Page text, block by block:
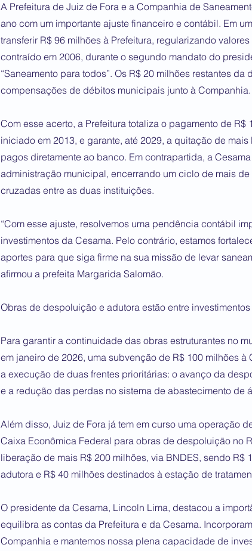
A Prefeitura de Juiz de Fora e a Companhia de
ano com um importante ajuste financeiro e contábil. Em
transferir R$ 96 milhões à Prefeitura, regularizando
contraído em 2006, durante o segundo mandato do
“Saneamento para todos”. Os R$ 20 milhões restantes
compensações de débitos municipais junto à Companhia.
Com esse acerto, a Prefeitura totaliza o pagamento de R$
iniciado em 2013, e garante, até 2029, a quitação de
pagos diretamente ao banco. Em contrapartida, a
administração municipal, encerrando um ciclo de mais
cruzadas entre as duas instituições.
“Com esse ajuste, resolvemos uma pendência contábil
investimentos da Cesama. Pelo contrário, estamos
aportes para que siga firme na sua missão de levar
afirmou a prefeita Margarida Salomão.
Obras de despoluição e adutora estão entre
Para garantir a continuidade das obras estruturantes no
em janeiro de 2026, uma subvenção de R$ 100 milhões à
a execução de duas frentes prioritárias: o avanço da
e a redução das perdas no sistema de abastecimento de
Além disso, Juiz de Fora já tem em curso uma operação
Caixa Econômica Federal para obras de despoluição no
liberação de mais R$ 200 milhões, via BNDES, sendo R$
adutora e R$ 40 milhões destinados à estação de
O presidente da Cesama, Lincoln Lima, destacou a
equilibra as contas da Prefeitura e da Cesama.
Companhia e mantemos nossa plena capacidade de